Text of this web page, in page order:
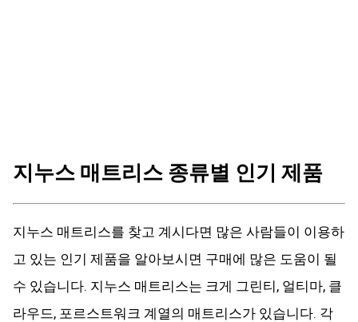
지누스 매트리스 종류별 인기 제품
지누스 매트리스를 찾고 계시다면 많은 사람들이 이용하
고 있는 인기 제품을 알아보시면 구매에 많은 도움이 될
수 있습니다. 지누스 매트리스는 크게 그린티, 얼티마, 클
라우드, 포르스트워크 계열의 매트리스가 있습니다. 각